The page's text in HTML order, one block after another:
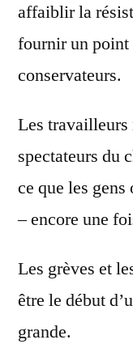
affaiblir la
fournir un
conservateurs.
Les travailleurs
spectateurs du
ce que les
– encore une
Les grèves et
être le début
grande.